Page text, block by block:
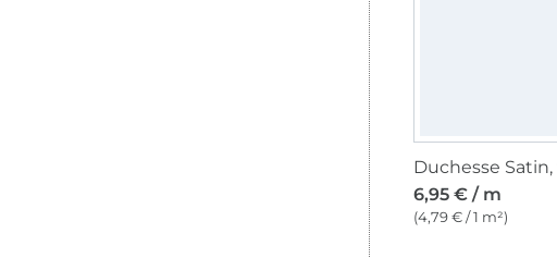
Duchesse
6,95 € / m
(4,79 € / 1 m²)